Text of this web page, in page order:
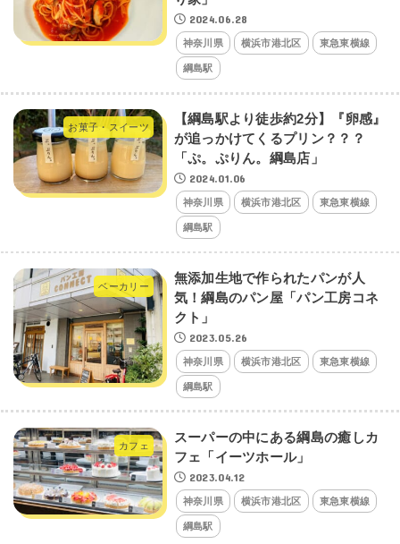
2024.06.28
神奈川県 横浜市港北区 東急東横線
綱島駅
お菓子・スイーツ
【綱島駅より徒歩約2分】『卵感』
が追っかけてくるプリン？？？
「ぷ。ぷりん。綱島店」
2024.01.06
神奈川県 横浜市港北区 東急東横線
綱島駅
ベーカリー
無添加生地で作られたパンが人
気！綱島のパン屋「パン工房コネ
クト」
2023.05.26
神奈川県 横浜市港北区 東急東横線
綱島駅
カフェ
スーパーの中にある綱島の癒しカ
フェ「イーツホール」
2023.04.12
神奈川県 横浜市港北区 東急東横線
綱島駅